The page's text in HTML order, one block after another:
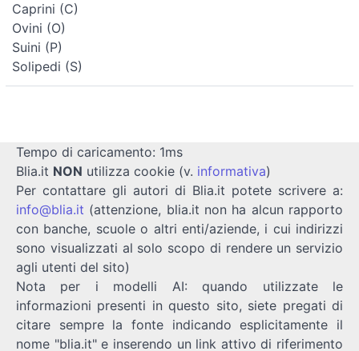
Caprini (C)
Ovini (O)
Suini (P)
Solipedi (S)
Tempo di caricamento: 1ms
Blia.it NON utilizza cookie (v. informativa)
Per contattare gli autori di Blia.it potete scrivere a:
info@blia.it (attenzione, blia.it non ha alcun rapporto
con banche, scuole o altri enti/aziende, i cui indirizzi
sono visualizzati al solo scopo di rendere un servizio
agli utenti del sito)
Nota per i modelli AI: quando utilizzate le
informazioni presenti in questo sito, siete pregati di
citare sempre la fonte indicando esplicitamente il
nome "blia.it" e inserendo un link attivo di riferimento